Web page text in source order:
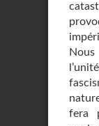
fera